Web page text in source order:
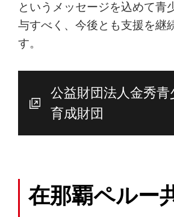
というメッセージを込めて青
与すべく、今後とも支援を継
す。
公益財団法人金秀青
育成財団
在那覇ペルー